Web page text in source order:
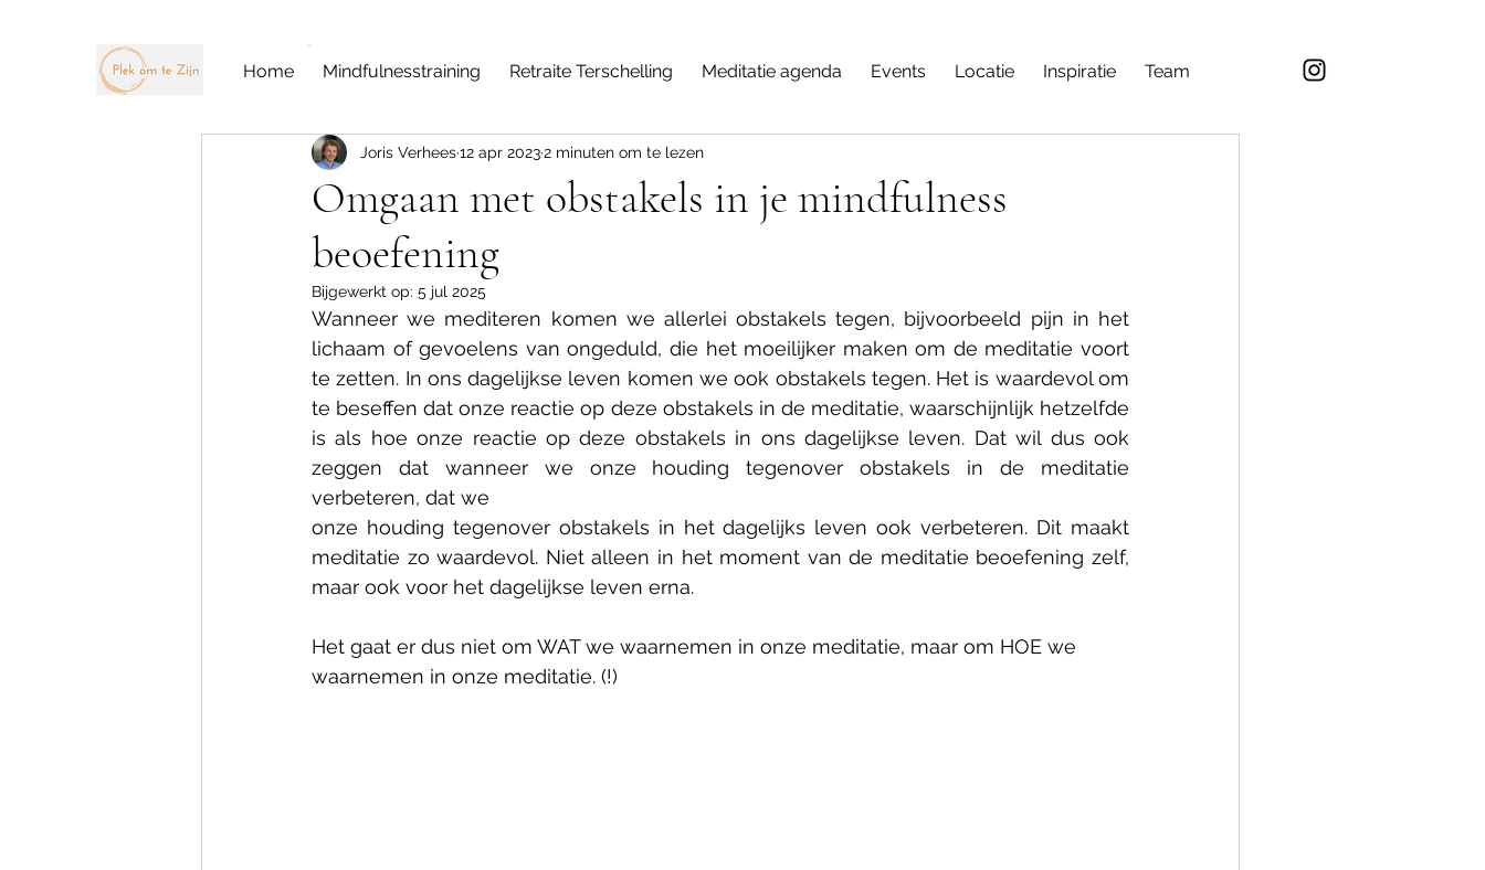
Home Mindfulnesstraining Retraite Terschelling Meditatie agenda Events Locatie Inspiratie Team
Omgaan met obstakels in je mindfulness
beoefening
Joris Verhees12 apr 20232 minuten om te lezen
Bijgewerkt op: 5 jul 2025
Wanneer we mediteren komen we allerlei obstakels tegen, bijvoorbeeld pijn in het
lichaam of gevoelens van ongeduld, die het moeilijker maken om de meditatie voort
te zetten. In ons dagelijkse leven komen we ook obstakels tegen. Het is waardevol om
te beseffen dat onze reactie op deze obstakels in de meditatie, waarschijnlijk hetzelfde
is als hoe onze reactie op deze obstakels in ons dagelijkse leven. Dat wil dus ook
zeggen dat wanneer we onze houding tegenover obstakels in de meditatie
verbeteren, dat we
onze houding tegenover obstakels in het dagelijks leven ook verbeteren. Dit maakt
meditatie zo waardevol. Niet alleen in het moment van de meditatie beoefening zelf,
maar ook voor het dagelijkse leven erna.
Het gaat er dus niet om WAT we waarnemen in onze meditatie, maar om HOE we
waarnemen in onze meditatie. (!)